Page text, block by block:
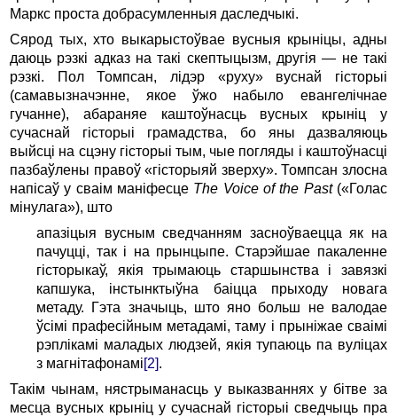
Маркс проста добрасумленныя даследчыкі.
Сярод тых, хто выкарыстоўвае вусныя крыніцы, адны
даюць рэзкі адказ на такі скептыцызм, другія — не такі
рэзкі. Пол Томпсан, лідэр «руху» вуснай гісторыі
(самавызначэнне, якое ўжо набыло евангелічнае
гучанне), абараняе каштоўнасць вусных крыніц у
сучаснай гісторыі грамадства, бо яны дазваляюць
выйсці на сцэну гісторыі тым, чые погляды і каштоўнасці
пазбаўлены правоў «гісторыяй зверху». Томпсан злосна
напісаў у сваім маніфесце The Voice of the Past(«Голас
мінулага»), што
апазіцыя вусным сведчанням засноўваецца як на
пачуцці, так і на прынцыпе. Старэйшае пакаленне
гісторыкаў, якія трымаюць старшынства і завязкі
капшука, інстынктыўна баіцца прыходу новага
метаду. Гэта значыць, што яно больш не валодае
ўсімі прафесійным метадамі, таму і прыніжае сваімі
рэплікамі маладых людзей, якія тупаюць па вуліцах
з магнітафонамі[2].
Такім чынам, нястрыманасць у выказваннях у бітве за
месца вусных крыніц у сучаснай гісторыі сведчыць пра